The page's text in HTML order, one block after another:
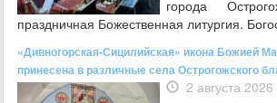
города
праздничная Божественная литургия.
«Дивногорская-Сицилийская» икона Божией
принесена в различные села Острогожского
2 августа 2026